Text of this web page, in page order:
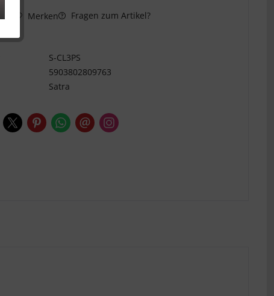
Merken
Fragen zum Artikel?
S-CL3PS
5903802809763
Satra